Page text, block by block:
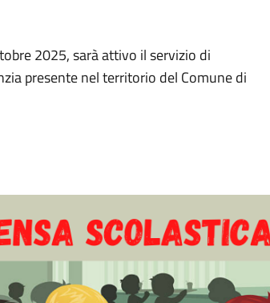
2025, sarà attivo il servizio di
presente nel territorio del Comune di